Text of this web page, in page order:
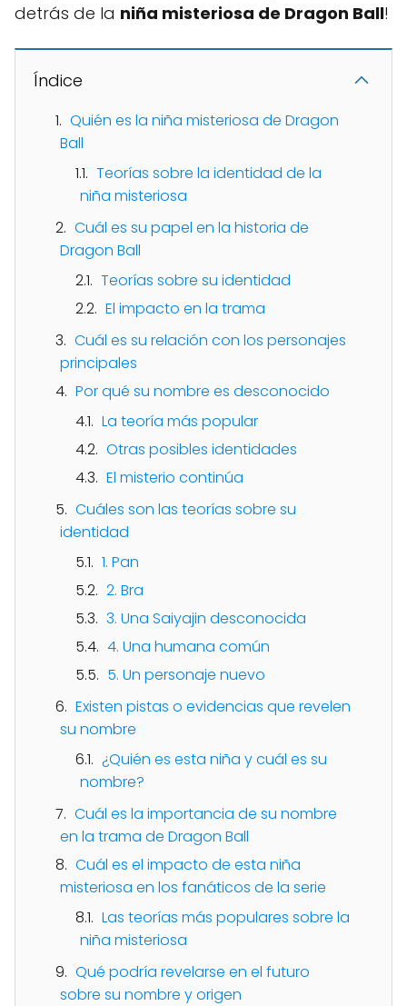
detrás de la niña misteriosa de Dragon Ball!
Índice
Quién es la niña misteriosa de Dragon
Ball
Teorías sobre la identidad de la
niña misteriosa
Cuál es su papel en la historia de
Dragon Ball
Teorías sobre su identidad
El impacto en la trama
Cuál es su relación con los personajes
principales
Por qué su nombre es desconocido
La teoría más popular
Otras posibles identidades
El misterio continúa
Cuáles son las teorías sobre su
identidad
1. Pan
2. Bra
3. Una Saiyajin desconocida
4. Una humana común
5. Un personaje nuevo
Existen pistas o evidencias que revelen
su nombre
¿Quién es esta niña y cuál es su
nombre?
Cuál es la importancia de su nombre
en la trama de Dragon Ball
Cuál es el impacto de esta niña
misteriosa en los fanáticos de la serie
Las teorías más populares sobre la
niña misteriosa
Qué podría revelarse en el futuro
sobre su nombre y origen